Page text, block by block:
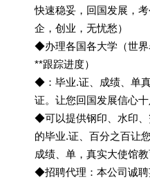
快速稳妥，回国发展，
企，创业，无忧愁）
◆办理各国各大学（世
**跟踪进度）
◆：毕业.证、成绩、单
证。让您回国发展信心十
◆可以提供钢印、水印
的毕业.证、百分之百让
成绩、单，真实大使馆教
◆招聘代理：本公司诚